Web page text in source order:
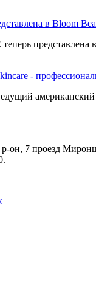
в Bloom
-
американский
он, 7 проезд